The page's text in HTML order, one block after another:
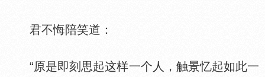
君不悔陪笑道：
“原是即刻思起这样一个人，触景忆起如此一